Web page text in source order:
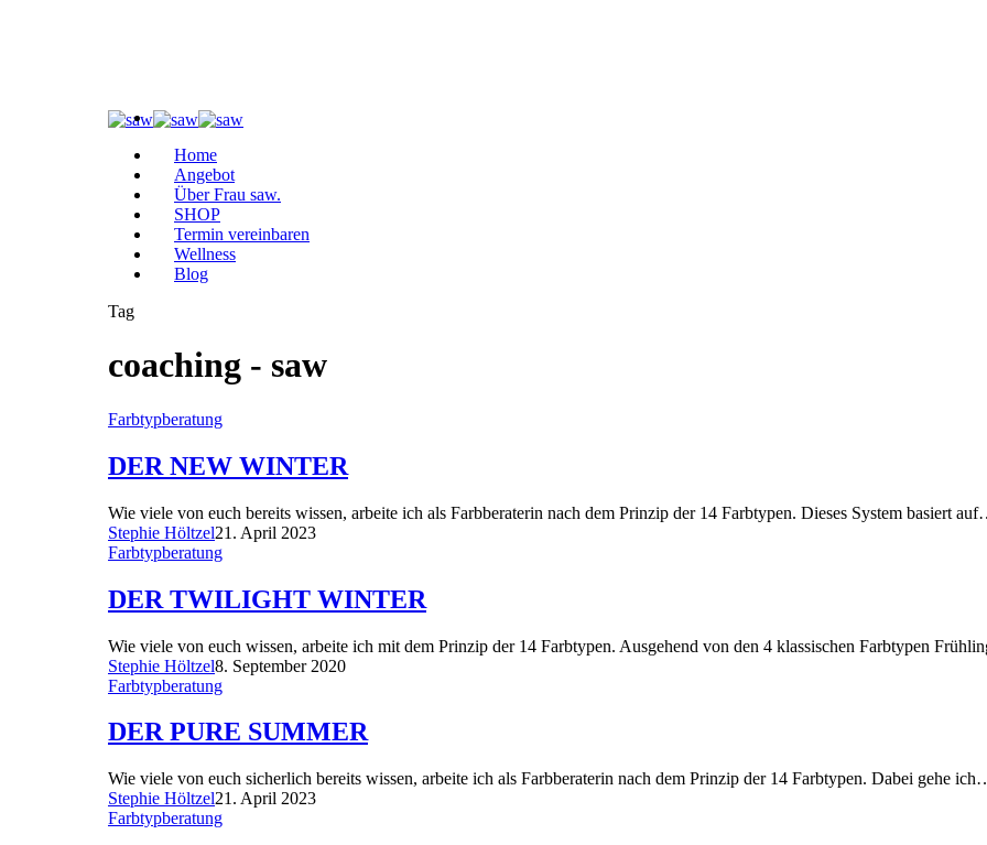
Home
Angebot
Über Frau saw.
SHOP
Termin vereinbaren
Wellness
Blog
Tag
coaching - saw
Farbtypberatung
DER NEW WINTER
Wie viele von euch bereits wissen, arbeite ich als Farbberaterin nach dem Prinzip der 14 Farbtypen. Dieses System basiert
Stephie Höltzel21. April 2023
Farbtypberatung
DER TWILIGHT WINTER
Wie viele von euch wissen, arbeite ich mit dem Prinzip der 14 Farbtypen. Ausgehend von den 4 klassischen Farbtypen
Stephie Höltzel8. September 2020
Farbtypberatung
DER PURE SUMMER
Wie viele von euch sicherlich bereits wissen, arbeite ich als Farbberaterin nach dem Prinzip der 14 Farbtypen. Dabei gehe
Stephie Höltzel21. April 2023
Farbtypberatung